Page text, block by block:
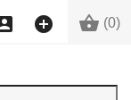
 (0)
